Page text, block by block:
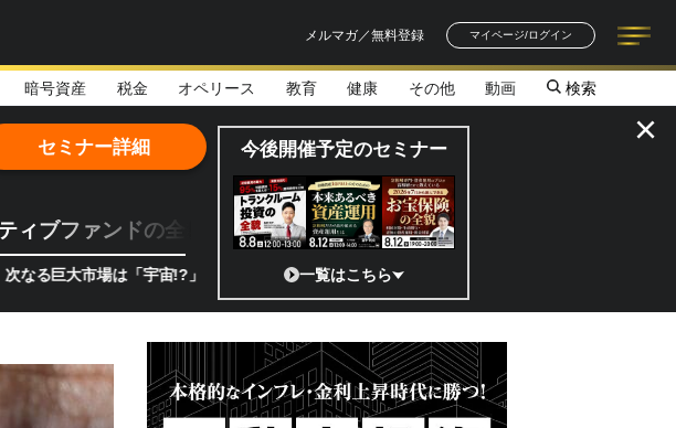
メルマガ／無料登録
マイページ/ログイン
記事一覧
著者一覧
暗号資産 税金 オペリース 教育 健康 その他 動画 検索
ブファンドの全貌
は「宇宙!?」 日本の宇宙ベンチャーのココがスゴイ！／補助金から実需へ、知られざる宇宙
セミナー詳細 今後開催予定のセミナー
一覧はこちら
×